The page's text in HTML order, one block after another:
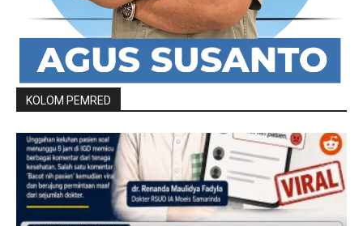
KOLOM PEMRED